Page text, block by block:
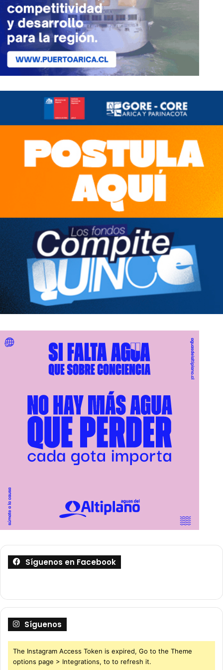
Síguenos en Facebook
Síguenos
The Instagram Access Token is expired, Go to the Theme
options page > Integrations, to to refresh it.